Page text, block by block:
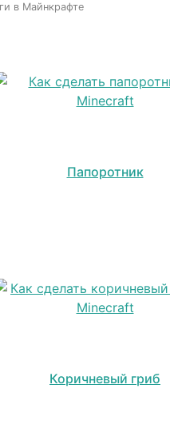
в Майнкрафте
Папоротник
Коричневый гриб